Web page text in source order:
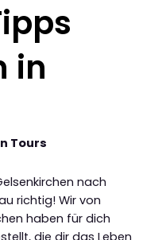
in
Tours
nach
richtig! Wir von
haben für dich
die dir das Leben